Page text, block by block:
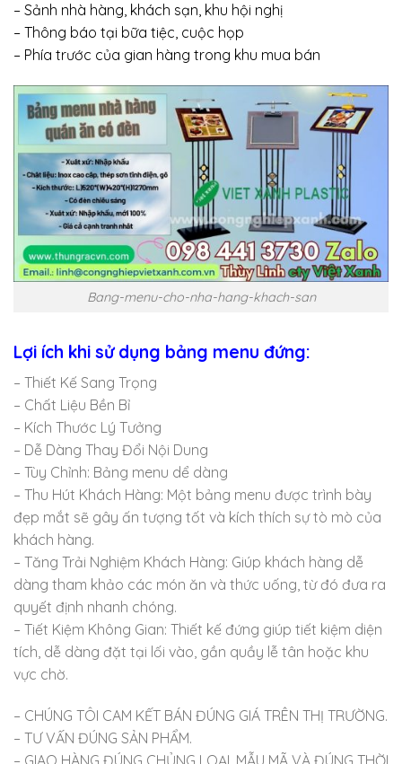
– Sảnh nhà hàng, khách sạn, khu hội nghị
– Thông báo tại bữa tiệc, cuộc họp
– Phía trước của gian hàng trong khu mua bán
Bang-menu-cho-nha-hang-khach-san
Lợi ích khi sử dụng bảng menu đứng:
– Thiết Kế Sang Trọng
– Chất Liệu Bền Bỉ
– Kích Thước Lý Tưởng
– Dễ Dàng Thay Đổi Nội Dung
– Tùy Chỉnh: Bảng menu dể dàng
– Thu Hút Khách Hàng: Một bảng menu được trình bày
đẹp mắt sẽ gây ấn tượng tốt và kích thích sự tò mò của
khách hàng.
– Tăng Trải Nghiệm Khách Hàng: Giúp khách hàng dễ
dàng tham khảo các món ăn và thức uống, từ đó đưa ra
quyết định nhanh chóng.
– Tiết Kiệm Không Gian: Thiết kế đứng giúp tiết kiệm diện
tích, dễ dàng đặt tại lối vào, gần quầy lễ tân hoặc khu
vực chờ.
– CHÚNG TÔI CAM KẾT BÁN ĐÚNG GIÁ TRÊN THỊ TRƯỜNG.
– TƯ VẤN ĐÚNG SẢN PHẨM.
– GIAO HÀNG ĐÚNG CHỦNG LOẠI, MẪU MÃ VÀ ĐÚNG THỜI